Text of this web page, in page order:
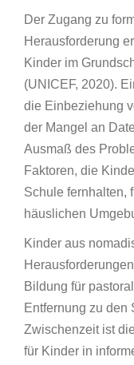
Der Zugang zu
Herausforderung
Kinder im
(UNICEF, 2020).
die Einbeziehung
der Mangel an
Ausmaß des
Faktoren, die
Schule fernhalten,
häuslichen
Kinder aus
Bildung für
Entfernung zu den
Zwischenzeit ist
für Kinder in